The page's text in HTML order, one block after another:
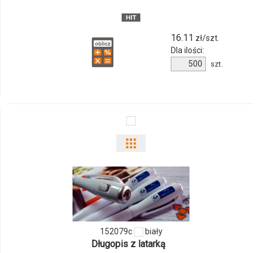
16.11 zł/szt.
Dla ilości:
produktu
szt.
odmiany
i
ilości
produktu
152079c biały
Długopis z latarką